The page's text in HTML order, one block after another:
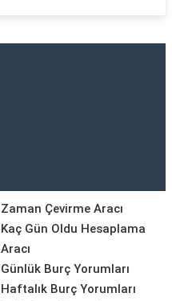
Zaman Çevirme Aracı
Kaç Gün Oldu Hesaplama
Aracı
Günlük Burç Yorumları
Haftalık Burç Yorumları